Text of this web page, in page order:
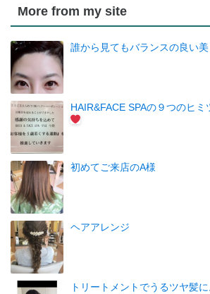
More from my site
誰から見てもバランスの良い
HAIR&FACE SPAの９つのヒミ
初めてご来店のA様
ヘアアレンジ
トリートメントでうるツヤ髪に